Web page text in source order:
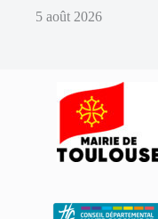
5 août 2026